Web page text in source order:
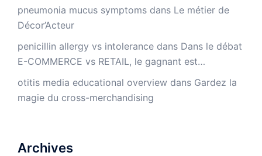
pneumonia mucus symptoms dans Le métier de
Décor’Acteur
penicillin allergy vs intolerance dans Dans le débat
E-COMMERCE vs RETAIL, le gagnant est…
otitis media educational overview dans Gardez la
magie du cross-merchandising
Archives